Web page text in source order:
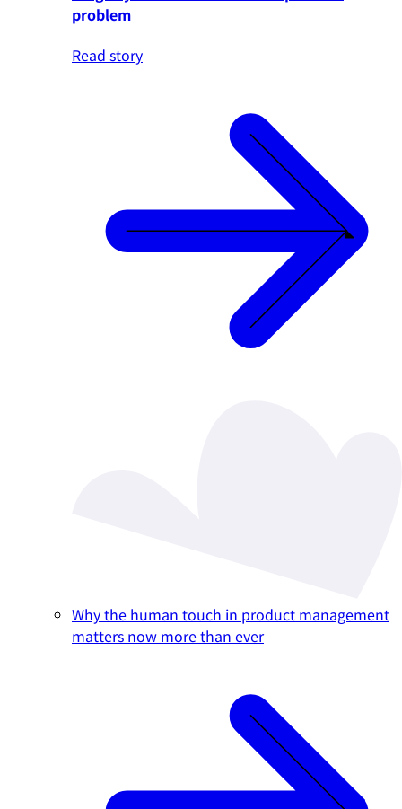
problem
Read story
Why the human touch in product management
matters now more than ever